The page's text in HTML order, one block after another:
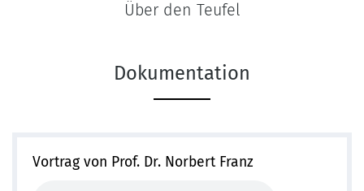
Über den Teufel
Dokumentation
Vortrag von Prof. Dr. Norbert Franz